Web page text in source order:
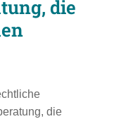
die
die